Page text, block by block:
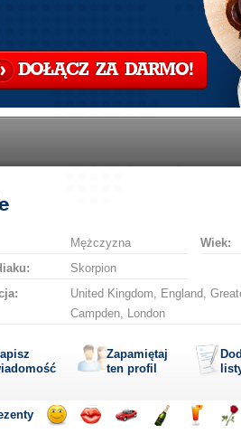
DOŁĄCZ ZA DARMO!
Mężczyzna Wiek:
Skorpion
United Kingdom, England,
Campden, London
Zapamiętaj
ten profil